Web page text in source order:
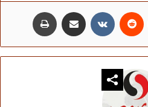
مشاركة عبر البريد